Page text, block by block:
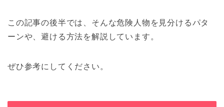
この記事の後半では、そんな危険人物を見分けるパタ
ーンや、避ける方法を解説しています。
ぜひ参考にしてください。